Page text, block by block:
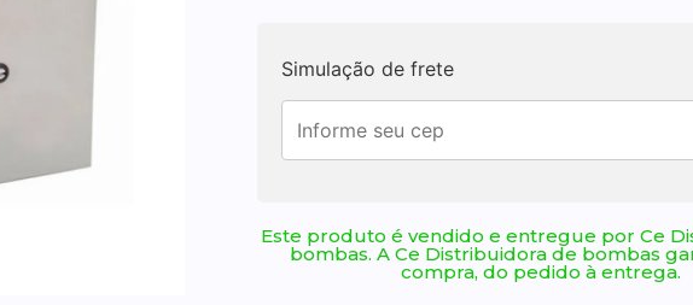
Simulação de frete
Este produto é vendido e entregue por Ce
bombas. A Ce Distribuidora de bombas
compra, do pedido à entrega.